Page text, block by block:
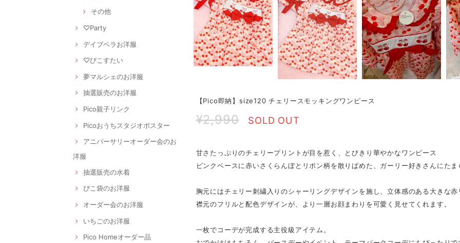
その他
♡Party
デイブベラお洋服
♡ぴこすたい
夢マルシェのお洋服
抽選販売のお洋服
Pico親子リンク
Picoおうちスタジオポスター
アニバーサリーオーダー会のお
洋服
抽選販売の水着
ぴこ袋のお洋服
オーダー会のお洋服
いちごのお洋服
Pico Homeオーダー品
【Pico即納】size120 チェリースモッキングワンピース
¥2,990 SOLD OUT
甘さたっぷりのチェリープリントが目を惹く、とびきり華やかなワンピース
ピンクベースに赤いさくらんぼとリボン柄を散りばめた、ガーリー好きさんにた
胸元にはチェリー刺繍入りのシャーリングデザインを施し、立体感のある大きな
襟元のフリルと配色デザインが、より一層お顔まわりを可愛く見せてくれます。
一枚でコーデが完成する主役級アイテム。